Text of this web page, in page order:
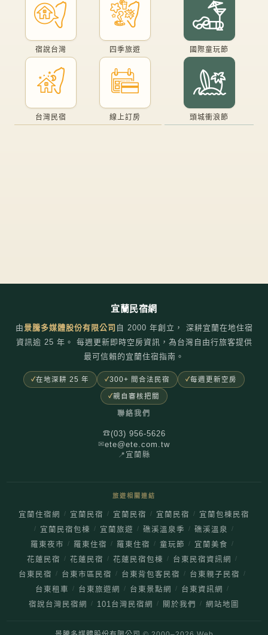
宿說台灣 四季旅遊
台灣民宿 線上訂房
國際童玩節
頭城衝浪節
宜蘭民宿網
由景騰多媒體股份有限公司 自 2000 年創立， 深耕宜蘭在地住宿
資訊逾 25 年。 每週更新即時空房資訊，為台灣自由行旅客提供
最可信賴的宜蘭住宿指南。
在地深耕 25 年 300+ 間合法民宿 每週更新空房
親自審核把關
聯絡我們
☎(03) 956-5626
✉ete@ete.com.tw
📍 宜蘭縣
旅遊相關連結
宜蘭住宿網 / 宜蘭民宿 / 宜蘭民宿 / 宜蘭民宿 / 宜蘭包棟民宿
/ 宜蘭民宿包棟 / 宜蘭旅遊 / 礁溪溫泉季 / 礁溪溫泉 /
羅東夜市 / 羅東住宿 / 羅東住宿 / 童玩節 / 宜蘭美食 /
花蓮民宿 / 花蓮民宿 / 花蓮民宿包棟 / 台東民宿資訊網 /
台東民宿 / 台東市區民宿 / 台東背包客民宿 / 台東親子民宿 /
台東租車 / 台東旅遊網 / 台東景點網 / 台東資訊網 /
宿說台灣民宿網 / 101台灣民宿網 / 關於我們 / 網站地圖